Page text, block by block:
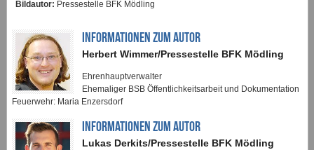
Bildautor: Pressestelle BFK Mödling
INFORMATIONEN ZUM AUTOR
Herbert Wimmer/Pressestelle BFK Mödling
Ehrenhauptverwalter
Ehemaliger BSB Öffentlichkeitsarbeit und Dokumentation
Feuerwehr: Maria Enzersdorf
INFORMATIONEN ZUM AUTOR
Lukas Derkits/Pressestelle BFK Mödling